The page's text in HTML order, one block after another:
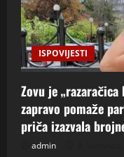
ISPOVIJESTI
Zovu je
zapravo pomaže
priča izazvala
admin